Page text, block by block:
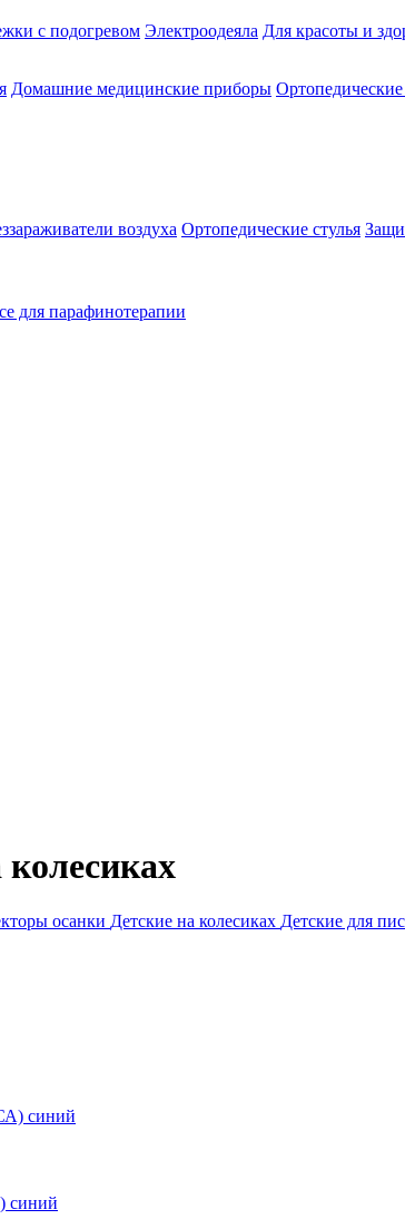
с подогревом Электроодеяла Для красоты и
Домашние медицинские приборы
воздуха Ортопедические стулья
для парафинотерапии
колесиках
осанки Детские на колесиках Детские для
синий